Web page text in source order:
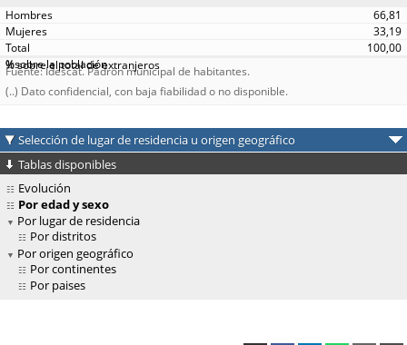
66,81
33,19
100,00
Fuente: Idescat. Padrón municipal de habitantes.
(..) Dato confidencial, con baja fiabilidad o no disponible.
Selección de lugar de residencia u origen geográfico
Tablas disponibles
Evolución
Por edad y sexo
Por lugar de residencia
Por distritos
Por origen geográfico
Por continentes
Por paises